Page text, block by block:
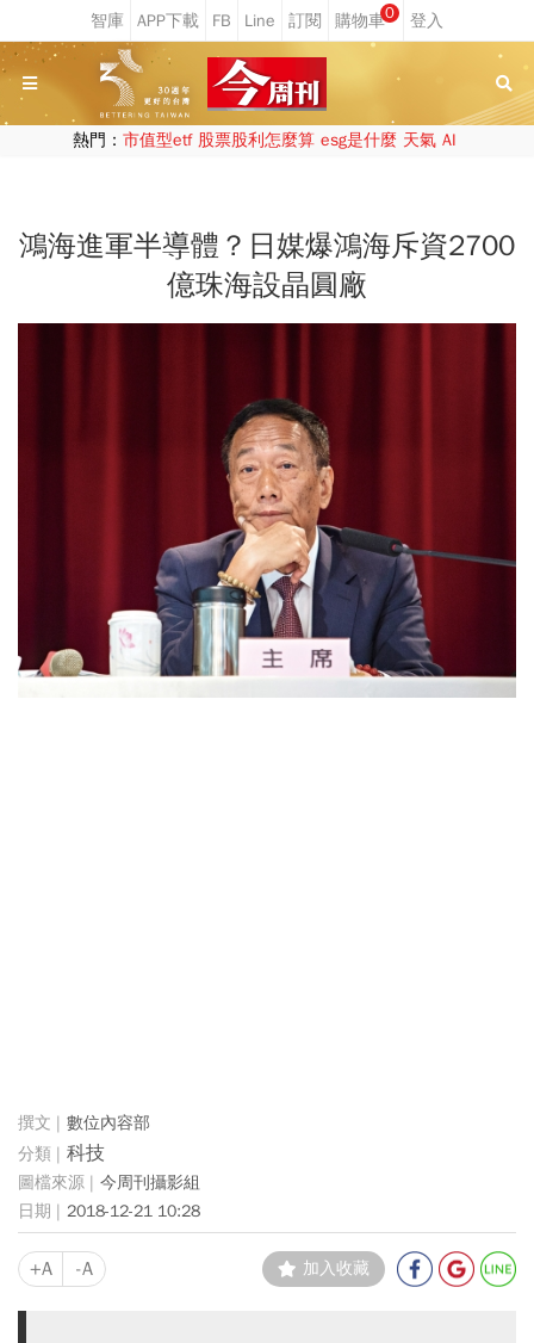
0
熱門： 市值型etf 股票股利怎麼算 esg是什麼 天氣 AI
鴻海進軍半導體？日媒爆鴻海斥資2700
億珠海設晶圓廠
數位內容部
科技
今周刊攝影組
2018-12-21 10:28
+A -A 加入收藏